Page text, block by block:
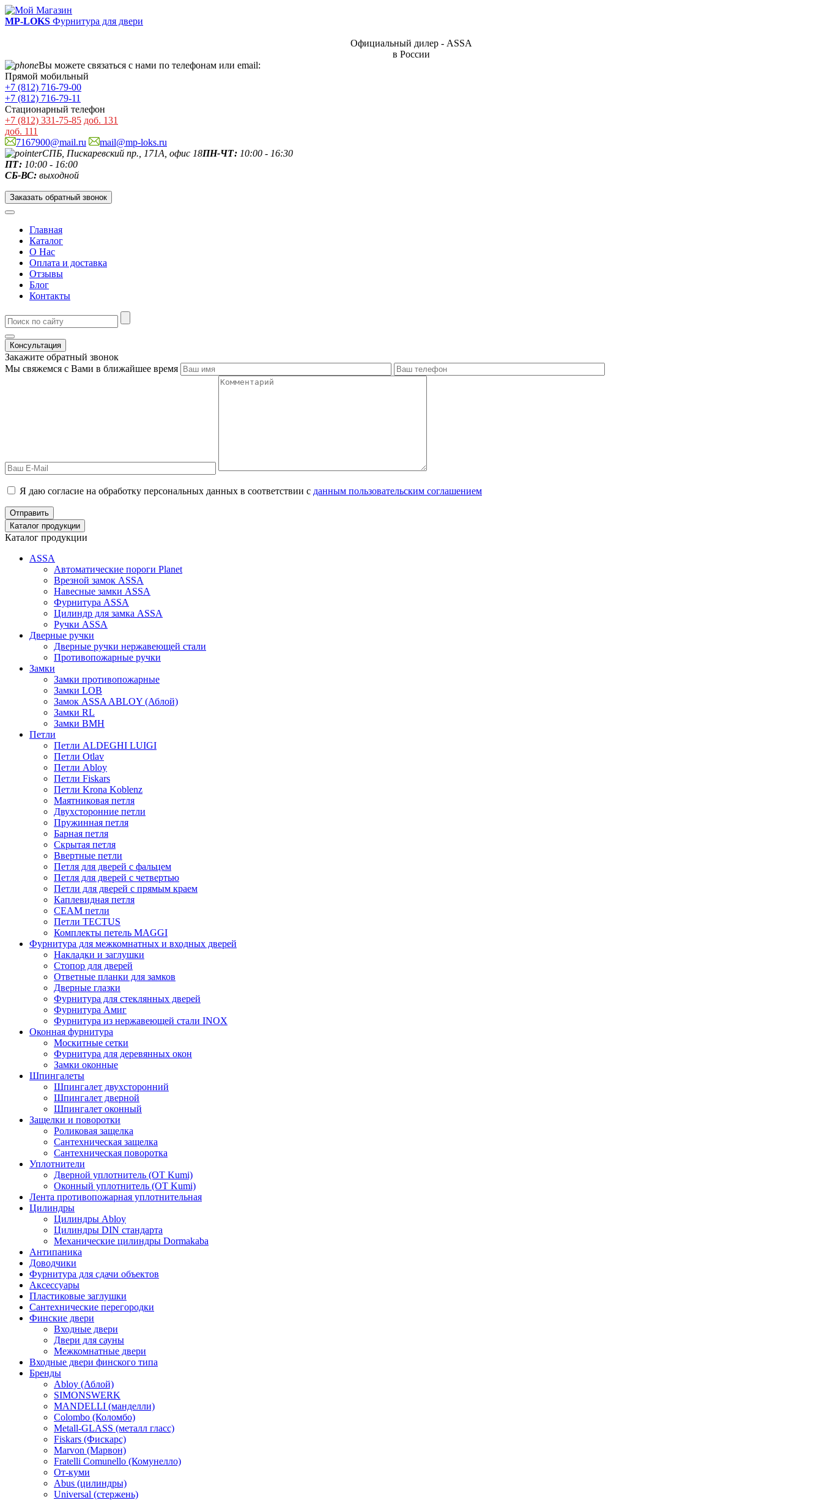
MP-LOKS Фурнитура для двери
Официальный дилер - ASSA
в России
Вы можете связаться с нами по телефонам или email:
Прямой мобильный
+7 (812) 716-79-00
+7 (812) 716-79-11
Стационарный телефон
+7 (812) 331-75-85 доб. 131
доб. 111
7167900@mail.ru
mail@mp-loks.ru
СПБ, Пискаревский пр., 171А, офис 18ПН-ЧТ: 10:00 - 16:30
ПТ: 10:00 - 16:00
СБ-ВС: выходной
Заказать обратный звонок
Главная
Каталог
О Нас
Оплата и доставка
Отзывы
Блог
Контакты
Консультация
Закажите обратный звонок
Мы свяжемся с Вами в ближайшее время
Я даю согласие на обработку персональных данных в соответствии с данным пользовательским соглашением
Отправить
Каталог продукции
Каталог продукции
ASSA
Автоматические пороги Planet
Врезной замок ASSA
Навесные замки ASSA
Фурнитура ASSA
Цилиндр для замка ASSA
Ручки ASSA
Дверные ручки
Дверные ручки нержавеющей стали
Противопожарные ручки
Замки
Замки противопожарные
Замки LOB
Замок ASSA ABLOY (Аблой)
Замки RL
Замки BMH
Петли
Петли ALDEGHI LUIGI
Петли Otlav
Петли Abloy
Петли Fiskars
Петли Krona Koblenz
Маятниковая петля
Двухсторонние петли
Пружинная петля
Барная петля
Скрытая петля
Ввертные петли
Петля для дверей с фальцем
Петля для дверей с четвертью
Петли для дверей с прямым краем
Каплевидная петля
CEAM петли
Петли TECTUS
Комплекты петель MAGGI
Фурнитура для межкомнатных и входных дверей
Накладки и заглушки
Стопор для дверей
Ответные планки для замков
Дверные глазки
Фурнитура для стеклянных дверей
Фурнитура Амиг
Фурнитура из нержавеющей стали INOX
Оконная фурнитура
Москитные сетки
Фурнитура для деревянных окон
Замки оконные
Шпингалеты
Шпингалет двухсторонний
Шпингалет дверной
Шпингалет оконный
Защелки и поворотки
Роликовая защелка
Сантехническая защелка
Сантехническая поворотка
Уплотнители
Дверной уплотнитель (OT Kumi)
Оконный уплотнитель (OT Kumi)
Лента противопожарная уплотнительная
Цилиндры
Цилиндры Abloy
Цилиндры DIN стандарта
Механические цилиндры Dormakaba
Антипаника
Доводчики
Фурнитура для сдачи объектов
Аксессуары
Пластиковые заглушки
Сантехнические перегородки
Финские двери
Входные двери
Двери для сауны
Межкомнатные двери
Входные двери финского типа
Бренды
Abloy (Аблой)
SIMONSWERK
MANDELLI (манделли)
Colombo (Коломбо)
Metall-GLASS (металл гласс)
Fiskars (Фискарс)
Marvon (Марвон)
Fratelli Comunello (Комунелло)
От-куми
Abus (цилиндры)
Universal (стержень)